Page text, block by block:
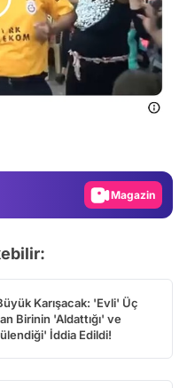
Video
Test
Video
Karışacak: 'Evli' Üç
Birinin 'Aldattığı' ve
İddia Edildi!